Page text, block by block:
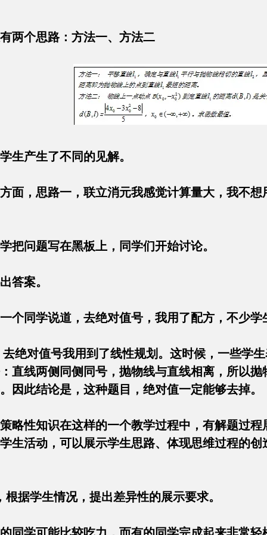
两个思路：方法一、方法二
学生产生了不同的见解。
面，思路一，联立消元我感觉计算量大，我不
学把问题写在黑板上，同学们开始讨论。
出答案。
一个同学说道，去绝对值号，我用了配方，不
绝对值号我用到了线性规划。这时候，一些学
直线两侧同侧同号，抛物线与直线相离，所以
。因此结论是，这种题目，绝对值一定能够去
略性知识在这样的一个教学过程中，有解题过
生活动，可以展示学生思路、体现思维过程的
根据学生情况，提出差异性的展示要求。